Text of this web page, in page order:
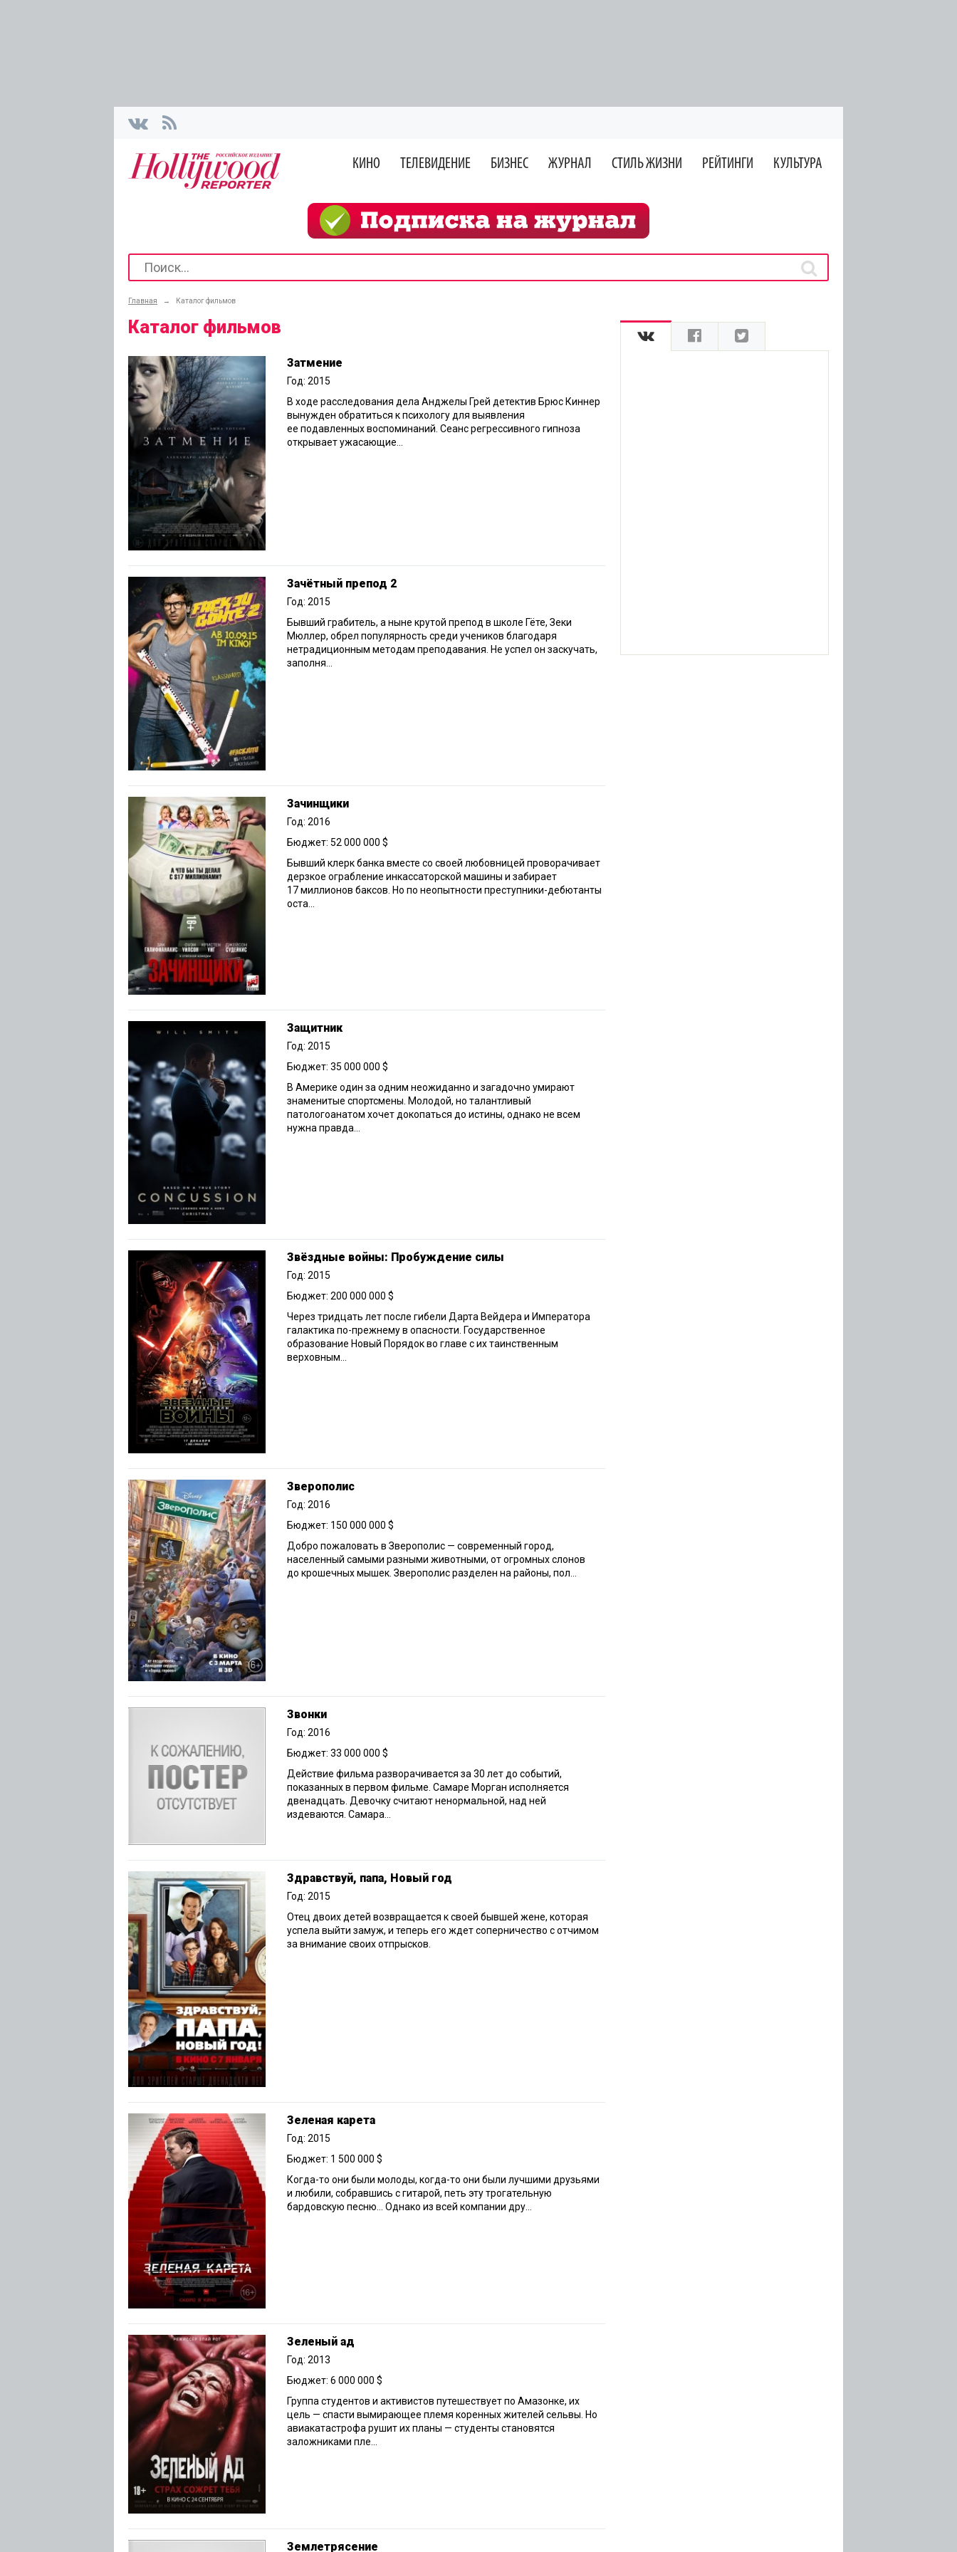
КИНО ТЕЛЕВИДЕНИЕ БИЗНЕС ЖУРНАЛ СТИЛЬ ЖИЗНИ РЕЙТИНГИ КУЛЬТУРА
Главная → Каталог фильмов
Каталог фильмов
Затмение
Год: 2015
В ходе расследования дела Анджелы Грей детектив Брюс Киннер
вынужден обратиться к психологу для выявления
ее подавленных воспоминаний. Сеанс регрессивного гипноза
открывает ужасающие...
Зачётный препод 2
Год: 2015
Бывший грабитель, а ныне крутой препод в школе Гёте, Зеки
Мюллер, обрел популярность среди учеников благодаря
нетрадиционным методам преподавания. Не успел он заскучать,
заполня...
Зачинщики
Год: 2016
Бюджет: 52 000 000 $
Бывший клерк банка вместе со своей любовницей проворачивает
дерзкое ограбление инкассаторской машины и забирает
17 миллионов баксов. Но по неопытности преступники-дебютанты
оста...
Защитник
Год: 2015
Бюджет: 35 000 000 $
В Америке один за одним неожиданно и загадочно умирают
знаменитые спортсмены. Молодой, но талантливый
патологоанатом хочет докопаться до истины, однако не всем
нужна правда...
Звёздные войны: Пробуждение силы
Год: 2015
Бюджет: 200 000 000 $
Через тридцать лет после гибели Дарта Вейдера и Императора
галактика по-прежнему в опасности. Государственное
образование Новый Порядок во главе с их таинственным
верховным...
Зверополис
Год: 2016
Бюджет: 150 000 000 $
Добро пожаловать в Зверополис — современный город,
населенный самыми разными животными, от огромных слонов
до крошечных мышек. Зверополис разделен на районы, пол...
Звонки
Год: 2016
Бюджет: 33 000 000 $
Действие фильма разворачивается за 30 лет до событий,
показанных в первом фильме. Самаре Морган исполняется
двенадцать. Девочку считают ненормальной, над ней
издеваются. Самара...
Здравствуй, папа, Новый год
Год: 2015
Отец двоих детей возвращается к своей бывшей жене, которая
успела выйти замуж, и теперь его ждет соперничество с отчимом
за внимание своих отпрысков.
Зеленая карета
Год: 2015
Бюджет: 1 500 000 $
Когда-то они были молоды, когда-то они были лучшими друзьями
и любили, собравшись с гитарой, петь эту трогательную
бардовскую песню… Однако из всей компании дру...
Зеленый ад
Год: 2013
Бюджет: 6 000 000 $
Группа студентов и активистов путешествует по Амазонке, их
цель — спасти вымирающее племя коренных жителей сельвы. Но
авиакатастрофа рушит их планы — студенты становятся
заложниками пле...
Землетрясение